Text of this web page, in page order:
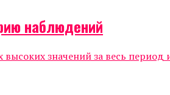
наблюдений
значений за весь